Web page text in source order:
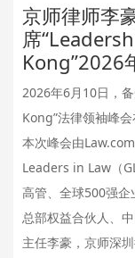
京师律师李
席
Kong”2026
2026年6月10日，
Kong”法律领袖峰
本次峰会由
Leaders in Law（
高管、全球500强
总部权益合伙人、
主任李豪，京师深